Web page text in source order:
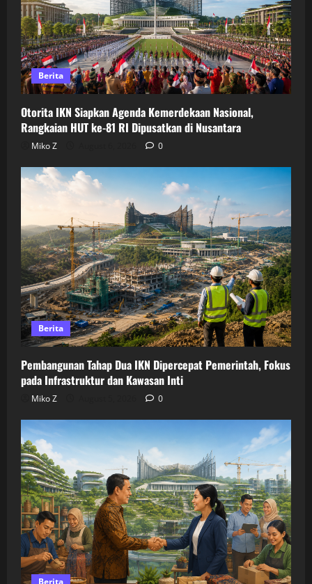
Berita
Otorita IKN Siapkan Agenda Kemerdekaan Nasional,
Rangkaian HUT ke-81 RI Dipusatkan di Nusantara
Miko Z 0
Berita
Pembangunan Tahap Dua IKN Dipercepat Pemerintah, Fokus
pada Infrastruktur dan Kawasan Inti
Miko Z 0